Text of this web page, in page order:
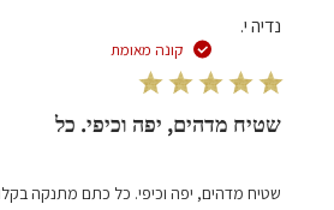
נדיה י.
קונה מאומת
שטיח מדהים, יפה וכיפי. כל
שטיח מדהים, יפה וכיפי. כל כתם מתנקה